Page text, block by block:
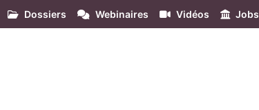
Dossiers Webinaires Vidéos Jobs